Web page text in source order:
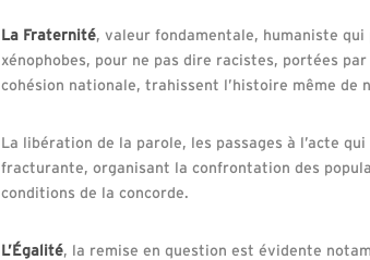
La Fraternité, valeur fondamentale, humaniste
xénophobes, pour ne pas dire racistes, portées
cohésion nationale, trahissent l’histoire même de
La libération de la parole, les passages à l’acte
fracturante, organisant la confrontation des
conditions de la concorde.
L’Égalité, la remise en question est évidente